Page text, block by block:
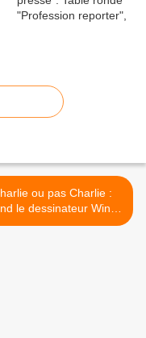
ou pas Charlie :
le dessinateur Wingz
écrit au maire de sa